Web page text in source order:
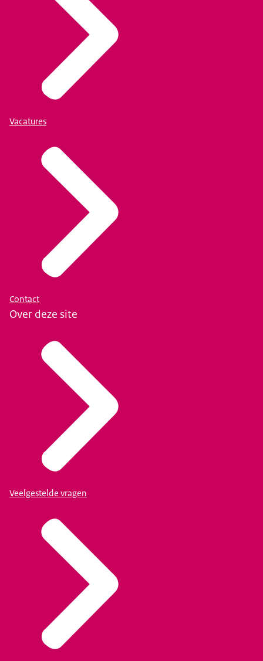
Vacatures
Contact
Over deze site
Veelgestelde vragen